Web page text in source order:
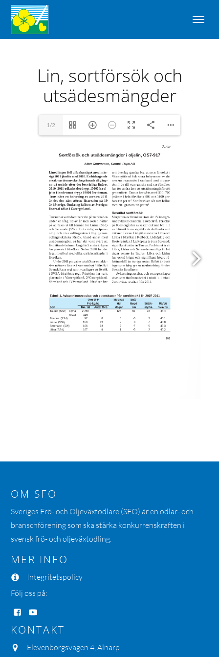
Lin, sortförsök och
utsädesmängder
1/2
OM SFO
Sveriges Frö- och Oljeväxtodlare (SFO) är en odlar- och
branschförening som ska stärka konkurrenskraften i
svensk frö- och oljeväxtodling.
MER INFO
Integritetspolicy
Följ oss på:
KONTAKT
Elevenborgsvägen 4, Alnarp